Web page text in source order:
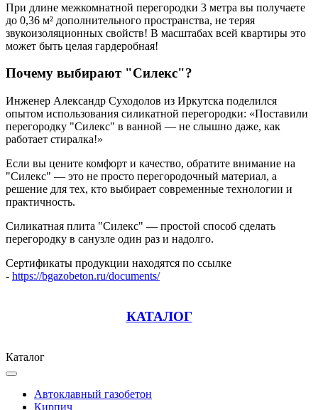
При длине межкомнатной перегородки 3 метра вы получаете
до 0,36 м² дополнительного пространства, не теряя
звукоизоляционных свойств! В масштабах всей квартиры это
может быть целая гардеробная!
Почему выбирают "Силекс"?
Инженер Александр Суходолов из Иркутска поделился
опытом использования силикатной перегородки: «Поставили
перегородку "Силекс" в ванной — не слышно даже, как
работает стиралка!»
Если вы цените комфорт и качество, обратите внимание на
"Силекс" — это не просто перегородочный материал, а
решение для тех, кто выбирает современные технологии и
практичность.
Силикатная плита "Силекс" — простой способ сделать
перегородку в санузле один раз и надолго.
Сертификаты продукции находятся по ссылке
- https://bgazobeton.ru/documents/
КАТАЛОГ
Каталог
Автоклавный газобетон
Кирпич